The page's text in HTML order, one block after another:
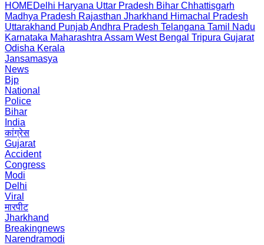
HOMEDelhi Haryana Uttar Pradesh Bihar Chhattisgarh
Madhya Pradesh Rajasthan Jharkhand Himachal Pradesh
Uttarakhand PunjabAndhra Pradesh Telangana Tamil Nadu
Karnataka Maharashtra Assam West Bengal Tripura Gujarat
Odisha Kerala
Jansamasya
News
Bjp
National
Police
Bihar
India
कांग्रेस
Gujarat
Accident
Congress
Modi
Delhi
Viral
मारपीट
Jharkhand
Breakingnews
Narendramodi